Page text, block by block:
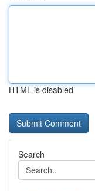
HTML is disabled
Search